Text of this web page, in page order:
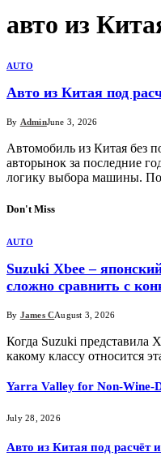
авто из
AUTO
Авто из Китая под
By AdminJune 3, 2026
Автомобиль из Китая без
авторынок за последние
логику выбора машины.
Don't Miss
AUTO
Suzuki Xbee –
сложно сравнить с
By James CAugust 3, 2026
Когда Suzuki представила
какому классу относится
Yarra Valley for Non-Wine-
July 28, 2026
Авто из Китая под расчёт